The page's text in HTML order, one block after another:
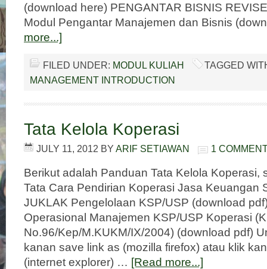
(download here) PENGANTAR BISNIS
Modul Pengantar Manajemen dan Bisnis
more...]
FILED UNDER: MODUL KULIAH
TAGGED
MANAGEMENT INTRODUCTION
Tata Kelola Koperasi
JULY 11, 2012 BY ARIF SETIAWAN 1
Berikut adalah Panduan Tata Kelola Koperasi,
Tata Cara Pendirian Koperasi Jasa Keuangan
JUKLAK Pengelolaan KSP/USP (download
Operasional Manajemen KSP/USP Koperasi
No.96/Kep/M.KUKM/IX/2004) (download pdf)
kanan save link as (mozilla firefox) atau klik
(internet explorer) … [Read more...]